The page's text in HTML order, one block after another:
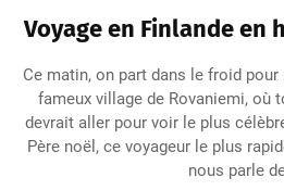
Voyage en Finlande en
Ce matin, on part dans le froid
fameux village de Rovaniemi, où
devrait aller pour voir le plus
Père noël, ce voyageur le plus
nous parle